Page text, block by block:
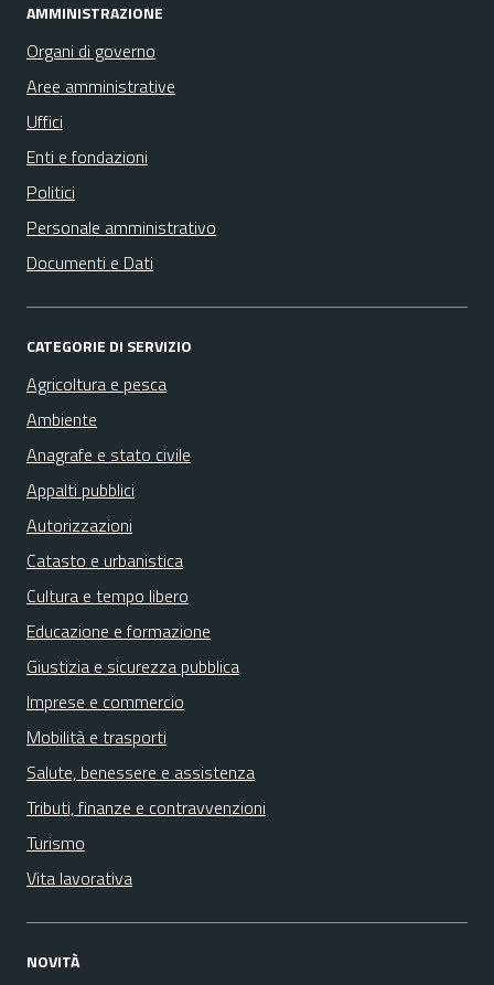
AMMINISTRAZIONE
Organi di governo
Aree amministrative
Uffici
Enti e fondazioni
Politici
Personale amministrativo
Documenti e Dati
CATEGORIE DI SERVIZIO
Agricoltura e pesca
Ambiente
Anagrafe e stato civile
Appalti pubblici
Autorizzazioni
Catasto e urbanistica
Cultura e tempo libero
Educazione e formazione
Giustizia e sicurezza pubblica
Imprese e commercio
Mobilità e trasporti
Salute, benessere e assistenza
Tributi, finanze e contravvenzioni
Turismo
Vita lavorativa
NOVITÀ